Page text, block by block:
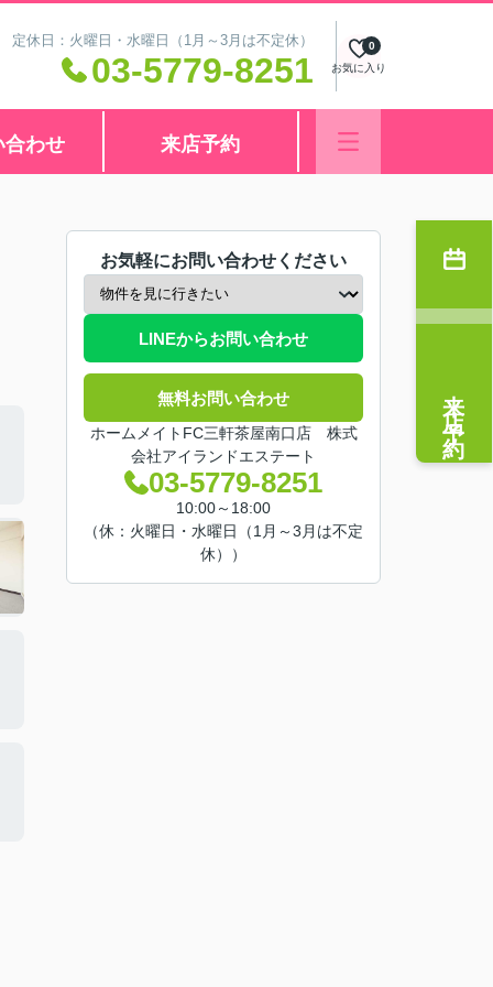
休日：火曜日・水曜日（1月～3月は不定休）
03-5779-8251 お気に入り
0
合わせ 来店予約
お気軽にお問い合わせください
LINEからお問い合わせ
無料お問い合わせ
ホームメイトFC三軒茶屋南口店 株式
会社アイランドエステート
03-5779-8251
10:00～18:00
（休：火曜日・水曜日（1月～3月は不定
休））
来店予約